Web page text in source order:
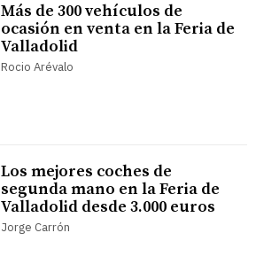
Más de 300 vehículos de
ocasión en venta en la Feria de
Valladolid
Rocio Arévalo
Los mejores coches de
segunda mano en la Feria de
Valladolid desde 3.000 euros
Jorge Carrón